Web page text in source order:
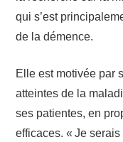
qui s’est
de la démence.
Elle est motivée par
atteintes de la
ses patientes, en
efficaces. « Je